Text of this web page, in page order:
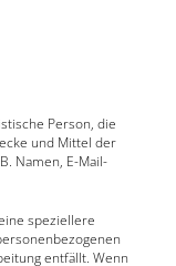
Person, die
und Mittel der
Namen, E-Mail-
speziellere
entfällt. Wenn